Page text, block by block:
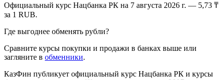
Официальный курс Нацбанка РК на 7 августа 2026 г. — 5,73 ₸
за 1 RUB.
Где выгоднее обменять рубли?
Сравните курсы покупки и продажи в банках выше или
загляните в обменники.
КазФин публикует официальный курс Нацбанка РК и курсы